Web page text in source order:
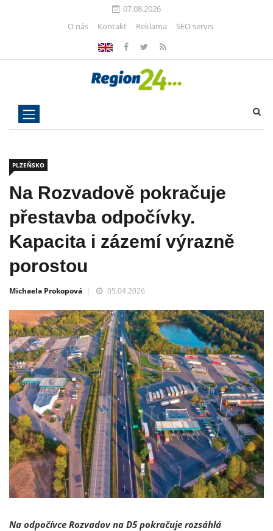
07.08.2026
O nás
Kontakt Reklama SEO servis
PLZEŇSKO
Na Rozvadově pokračuje
přestavba odpočívky.
Kapacita i zázemí výrazně
porostou
Michaela Prokopová 05.04.2026
Na odpočívce Rozvadov na D5 pokračuje rozsáhlá